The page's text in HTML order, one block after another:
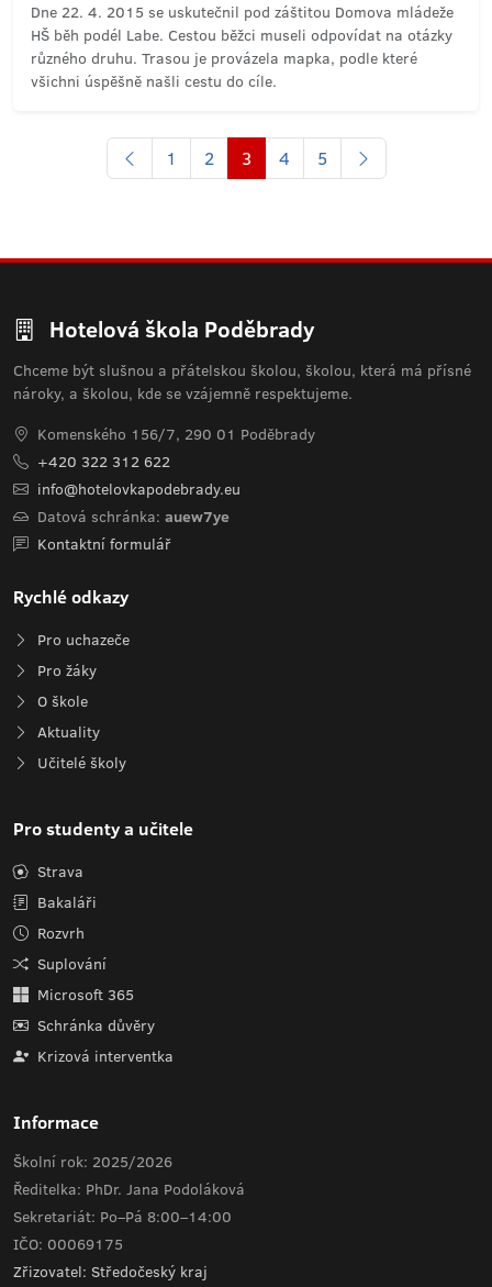
Dne 22. 4. 2015 se uskutečnil pod záštitou Domova mládeže
HŠ běh podél Labe. Cestou běžci museli odpovídat na otázky
různého druhu. Trasou je provázela mapka, podle které
všichni úspěšně našli cestu do cíle.
1 2 3 4 5
Hotelová škola Poděbrady
Chceme být slušnou a přátelskou školou, školou, která má přísné
nároky, a školou, kde se vzájemně respektujeme.
Komenského 156/7, 290 01 Poděbrady
+420 322 312 622
info@hotelovkapodebrady.eu
Datová schránka: auew7ye
Kontaktní formulář
Rychlé odkazy
Pro uchazeče
Pro žáky
O škole
Aktuality
Učitelé školy
Pro studenty a učitele
Strava
Bakaláři
Rozvrh
Suplování
Microsoft 365
Schránka důvěry
Krizová interventka
Informace
Školní rok: 2025/2026
Ředitelka: PhDr. Jana Podoláková
Sekretariát: Po–Pá 8:00–14:00
IČO: 00069175
Zřizovatel: Středočeský kraj